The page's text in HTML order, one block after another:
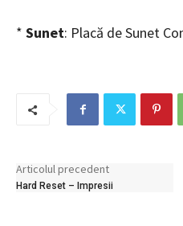
* Sunet: Placă de Sunet
Articolul precedent
Hard Reset – Impresii